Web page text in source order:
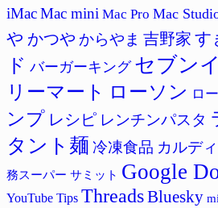
iMacMac mini Mac Pro Mac
や かつや からやま 吉野家 す
ド バーガーキング セブン
リーマート ローソン ロ
ンプ レシピ レンチンパスタ
タント麺 冷凍食品 カルディ
務スーパー サミット Google
YouTube Tips ThreadsBluesky